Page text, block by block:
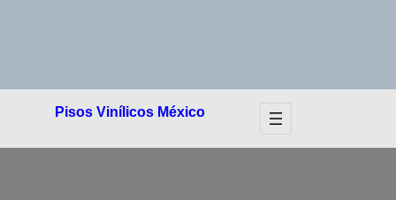
Pisos Vinílicos México